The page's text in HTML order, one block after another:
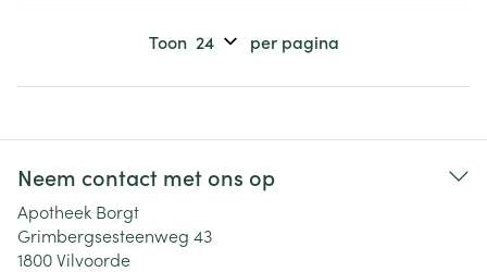
Toon per pagina
Neem contact met ons op
Apotheek Borgt
Grimbergsesteenweg 43
1800Vilvoorde